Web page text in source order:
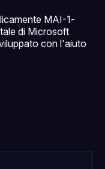
MAI-1-
di Microsoft
con l'aiuto